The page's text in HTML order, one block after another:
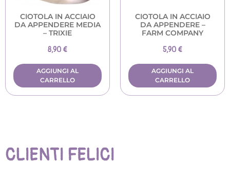
CIOTOLA IN ACCIAIO
DA APPENDERE MEDIA
– TRIXIE
8,90 €
AGGIUNGI AL
CARRELLO
CIOTOLA IN ACCIAIO
DA APPENDERE –
FARM COMPANY
5,90 €
AGGIUNGI AL
CARRELLO
CLIENTI FELICI